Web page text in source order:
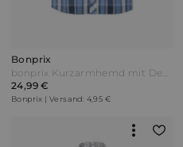
Bonprix
bonprix Kurzarmhemd mit Denim-Besatz Blau
24,99 €
Bonprix | Versand: 4,95 €